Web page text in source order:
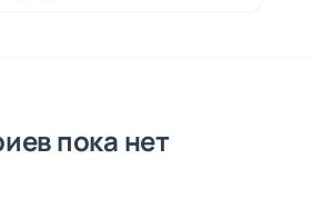
пока нет